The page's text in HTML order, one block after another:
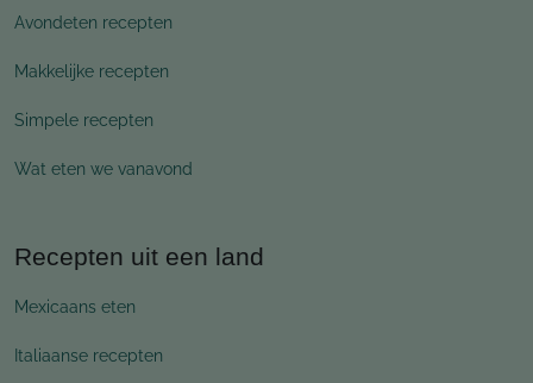
Avondeten recepten
Makkelijke recepten
Simpele recepten
Wat eten we vanavond
Recepten uit een land
Mexicaans eten
Italiaanse recepten